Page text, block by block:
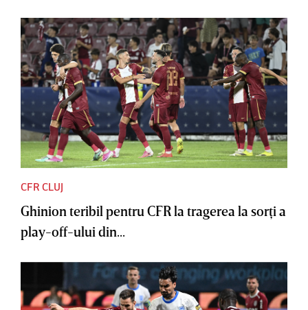
CFR CLUJ
Ghinion teribil pentru CFR la tragerea la sorţi a
play-off-ului din...